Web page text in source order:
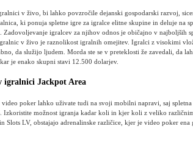
v živo, bi lahko povzročile dejanski gospodarski razvoj,
ki ponuja spletne igre za igralce elitne skupine in deluje na
Zadovoljevanje igralcev za njihov odnos je običajno v najboljših
v živo je raznolikost igralnih omejitev. Igralci z visokimi
da služijo ljudem. Morda ste se v preteklosti že zavedali, da
je enako skupni stavi 12.500 dolarjev.
igralnici Jackpot Area
video poker lahko uživate tudi na svoji mobilni napravi, saj
Izkoristite možnost igranja kadar koli in kjer koli z veliko
Slots LV, obstajajo adrenalinske različice, kjer je video poker ena